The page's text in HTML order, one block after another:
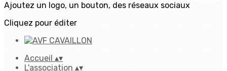
Ajoutez un logo, un bouton, des réseaux sociaux
Cliquez pour éditer
Accueil ▴▾
L'association ▴▾